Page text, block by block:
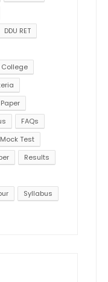
DDU RET
College
FAQs
Mock Test
Results
Syllabus